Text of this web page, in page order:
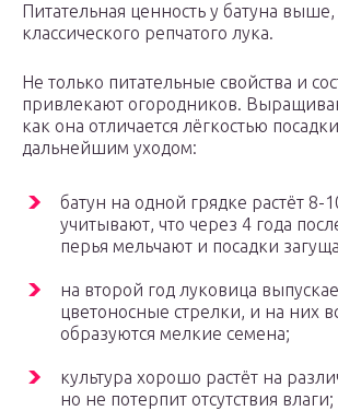
Питательная ценность у батуна выше,
классического репчатого лука.
Не только питательные свойства и
привлекают огородников.
как она отличается лёгкостью
дальнейшим уходом:
батун на одной грядке растёт 8-
учитывают, что через 4 года
перья мельчают и посадки
на второй год луковица
цветоносные стрелки, и на них
образуются мелкие семена;
культура хорошо растёт на
но не потерпит отсутствия влаги;